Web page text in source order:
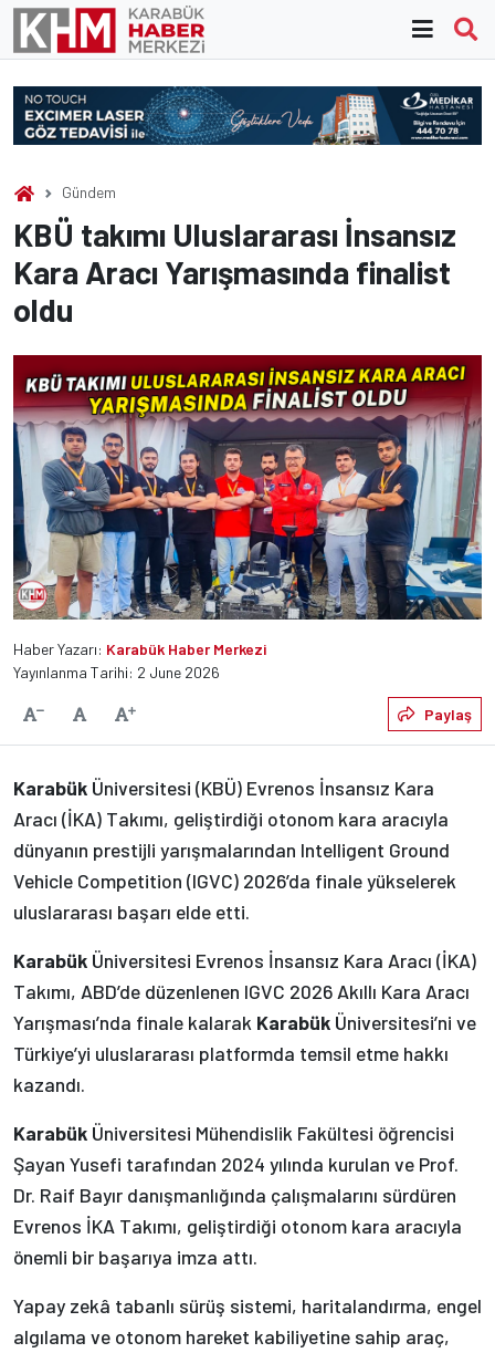
Skip
content
Gündem
KBÜ takımı Uluslararası İnsansız
Kara Aracı Yarışmasında finalist
oldu
Haber Yazarı: Karabük Haber Merkezi
Yayınlanma Tarihi: 2 June 2026
Yazıyı KüçültVarsayılanYazıyı Büyüt Paylaş
Karabük Üniversitesi (KBÜ) Evrenos İnsansız Kara
Aracı (İKA) Takımı, geliştirdiği otonom kara aracıyla
dünyanın prestijli yarışmalarından Intelligent Ground
Vehicle Competition (IGVC) 2026’da finale yükselerek
uluslararası başarı elde etti.
Karabük Üniversitesi Evrenos İnsansız Kara Aracı (İKA)
Takımı, ABD’de düzenlenen IGVC 2026 Akıllı Kara Aracı
Yarışması’nda finale kalarak Karabük Üniversitesi’ni ve
Türkiye’yi uluslararası platformda temsil etme hakkı
kazandı.
Karabük Üniversitesi Mühendislik Fakültesi öğrencisi
Şayan Yusefi tarafından 2024 yılında kurulan ve Prof.
Dr. Raif Bayır danışmanlığında çalışmalarını sürdüren
Evrenos İKA Takımı, geliştirdiği otonom kara aracıyla
önemli bir başarıya imza attı.
Yapay zekâ tabanlı sürüş sistemi, haritalandırma, engel
algılama ve otonom hareket kabiliyetine sahip araç,